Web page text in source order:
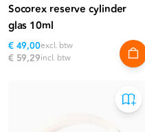
Socorex reserve cylinder
glas 10ml
€ 49,00excl. btw
€ 59,29incl. btw